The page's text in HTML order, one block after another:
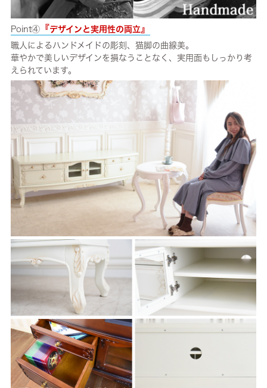
Point④『デザインと実用性の両立 』
職人によるハンドメイドの彫刻、猫脚の曲線美。
華やかで美しいデザインを損なうことなく、実用面もしっかり考
えられています。